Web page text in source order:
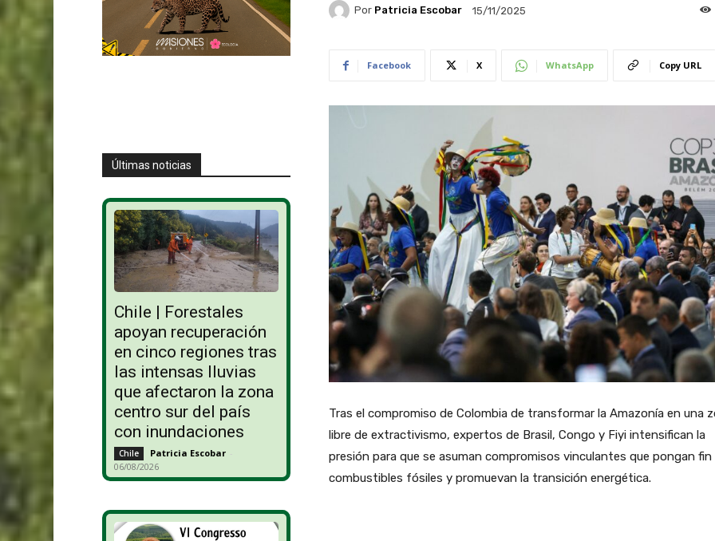
Últimas noticias
Chile | Forestales
apoyan recuperación
en cinco regiones tras
las intensas lluvias
que afectaron la zona
centro sur del país
con inundaciones
Chile Patricia Escobar -
06/08/2026
Por Patricia Escobar 15/11/2025
Facebook X WhatsApp Copy URL
Tras el compromiso de Colombia de transformar la Amazonía en una
libre de extractivismo, expertos de Brasil, Congo y Fiyi intensifican la
presión para que se asuman compromisos vinculantes que pongan fin
combustibles fósiles y promuevan la transición energética.